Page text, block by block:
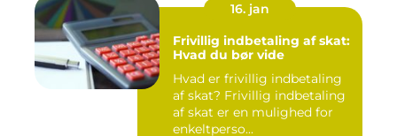
16. jan
Frivillig indbetaling af skat:
Hvad du bør vide
Hvad er frivillig indbetaling
af skat? Frivillig indbetaling
af skat er en mulighed for
enkeltperso...